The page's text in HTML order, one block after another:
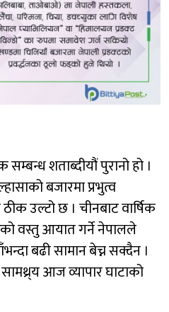
शताब्दीयौं पुरानो हो ।
बजारमा प्रभुत्व
उल्टो छ । चीनबाट वार्षिक
वस्तु आयात गर्ने नेपालले
बढी सामान बेच्न सक्दैन ।
आज व्यापार घाटाको